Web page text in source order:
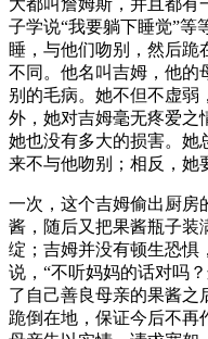
子学说“我要躺下睡觉”等
睡，与他们吻别，然后跪
不同。他名叫吉姆，他
别的毛病。她不但不虚弱
外，她对吉姆毫无疼爱之
她也没有多大的损害。她
来不与他吻别；相反，她
一次，这个吉姆偷出厨房
酱，随后又把果酱瓶子装
绽；吉姆并没有顿生恐惧
说，“不听妈妈的话对吗
了自己善良母亲的果酱之
跪倒在地，保证今后不再